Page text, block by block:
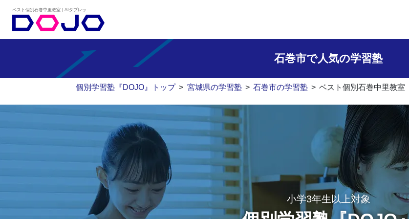
石巻市で人気の学習塾
個別学習塾『DOJO』トップ > 宮城県の学習塾 > 石巻市の学習塾 > ベスト個別石巻中里教室
小学3年生以上対象